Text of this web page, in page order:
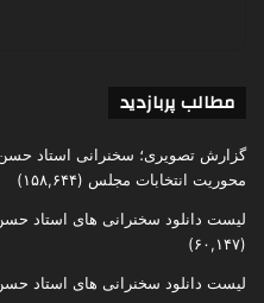
مطالب پربازدید
گزارش تصویری؛ سخنرانی استاد
محوریت انتخابات مجلس (۱۵۸,۶۴۴)
لیست دانلود سخنرانی های استاد حسن عباسی
(۶۰,۱۴۷)
لیست دانلود سخنرانی های استاد حسن